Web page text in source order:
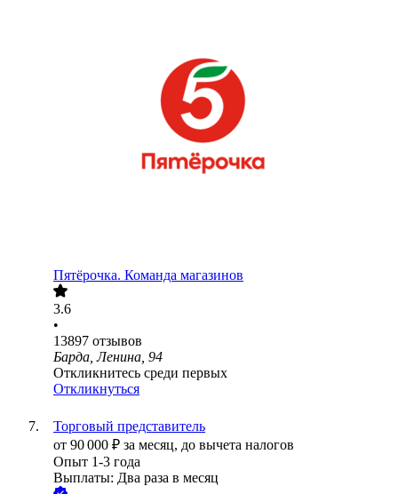
Пятёрочка. Команда магазинов
3.6
•
13897 отзывов
Барда, Ленина, 94
Откликнитесь среди первых
Откликнуться
Торговый представитель
от 90 000 ₽ за месяц, до вычета налогов
Опыт 1-3 года
Выплаты: Два раза в месяц